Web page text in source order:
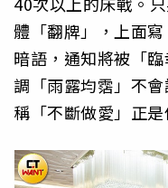
體「翻牌」，上面
暗語，通知將被「
調「雨露均霑」不
稱「不斷做愛」正